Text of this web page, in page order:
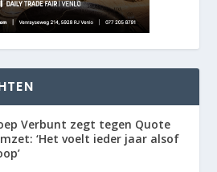
Verbunt zegt tegen Quote
‘Het voelt ieder jaar alsof